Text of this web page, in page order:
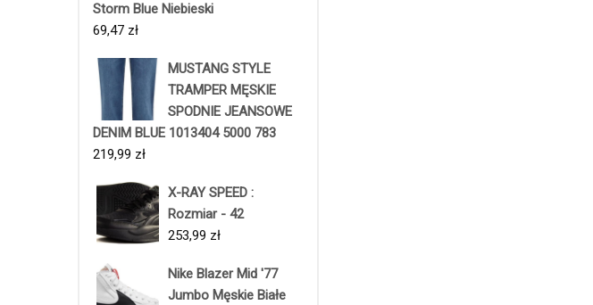
Storm Blue Niebieski
69,47 zł
MUSTANG STYLE
TRAMPER MĘSKIE
SPODNIE JEANSOWE
DENIM BLUE 1013404 5000 783
219,99 zł
X-RAY SPEED :
Rozmiar - 42
253,99 zł
Nike Blazer Mid '77
Jumbo Męskie Białe